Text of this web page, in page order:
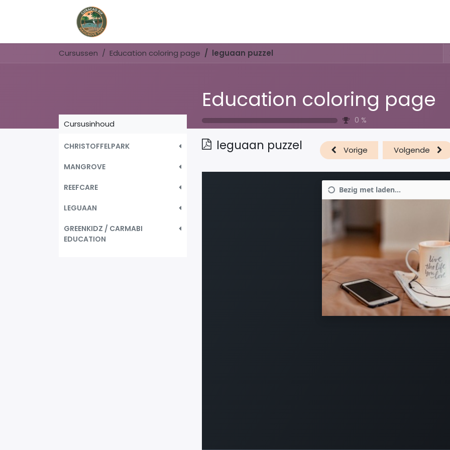
Cursussen Education coloring page leguaan puzzel
Education coloring page
0 %
Cursusinhoud
CHRISTOFFELPARK
MANGROVE
REEFCARE
LEGUAAN
GREENKIDZ / CARMABI
EDUCATION
leguaan puzzel Vorige Volgende